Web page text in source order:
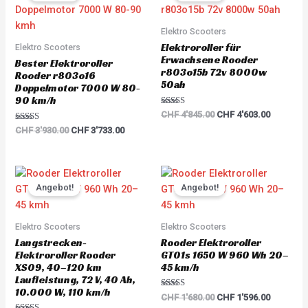
Elektro Scooters
Bester Elektroroller
Rooder r803o16
Doppelmotor 7000 W 80-
90 km/h
Rated
CHF3'930.00
CHF 3'930.00.
CHF3'733.00
CHF 3'733.00.
Elektro Scooters
Elektroroller für
Erwachsene Rooder
r803o15b 72v 8000w
50ah
Rated
CHF4'845.00
CHF 4'845.00.
CHF4'603.00
CHF
Angebot!
Elektro Scooters
Langstrecken-
Elektroroller Rooder
XS09, 40–120 km
Laufleistung, 72 V, 40 Ah,
10.000 W, 110 km/h
Original
price
was:
price
is:
CHF 5'700.00.
Angebot!
Elektro Scooters
Rooder Elektroroller
GT01s 1650 W 960 Wh 20–
45 km/h
Rated
CHF1'680.00
Original
price
was:
CHF1'596.00
price
is: